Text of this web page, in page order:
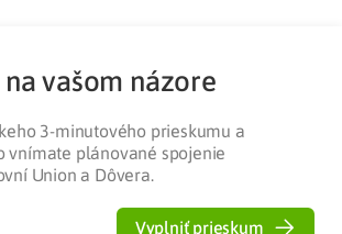
Ochrana osobných údajov
vašom názore
3-minutového prieskumu a
vnímate plánované spojenie
Union a Dôvera.
Vyplniť prieskum